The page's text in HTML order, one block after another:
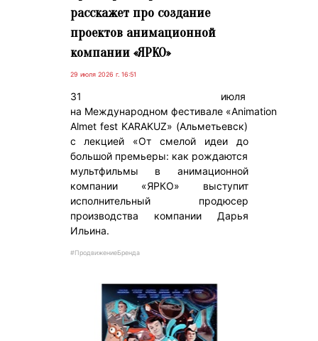
расскажет про создание
проектов анимационной
компании «ЯРКО»
29 июля 2026 г. 16:51
31 июля
на Международном фестивале «Animation
Almet fest KARAKUZ» (Альметьевск)
с лекцией «От смелой идеи до
большой премьеры: как рождаются
мультфильмы в анимационной
компании «ЯРКО» выступит
исполнительный продюсер
производства компании Дарья
Ильина.
#ПродвижениеБренда